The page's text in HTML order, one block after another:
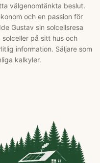
välgenomtänkta beslut.
och en passion för
Gustav sin solcellsresa
solceller på sitt hus och
information. Säljare som
kalkyler.